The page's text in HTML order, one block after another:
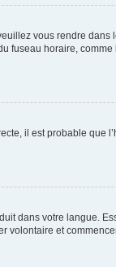
vous rendre
horaire,
il est probable
dans votre langue.
et